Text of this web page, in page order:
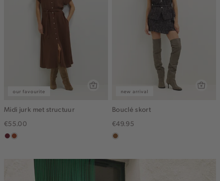
our favourite
Midi jurk met structuur
€55.00
bordeaux
bruin
new arrival
Bouclé skort
€49.95
deepmocca